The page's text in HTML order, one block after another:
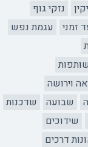
נזקי גוף
זמני
עגמת נפש
וירושה
שבועה
שדכנות
שידוכים
דרכים